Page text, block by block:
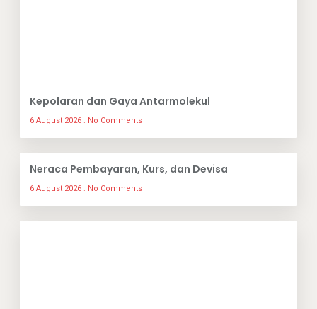
Kepolaran dan Gaya Antarmolekul
6 August 2026 No Comments
Neraca Pembayaran, Kurs, dan Devisa
6 August 2026 No Comments